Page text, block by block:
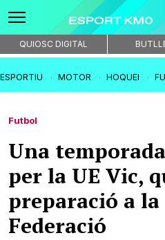
QUIOSC DIGITAL
MOTOR HOQUEI
Futbol
Una
per la UE Vic,
preparació a
Federació